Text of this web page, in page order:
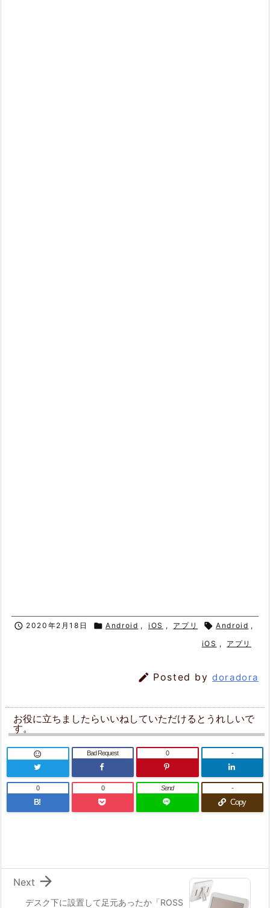
 2020年2月18日  Android , iOS , アプリ  Android ,
iOS , アプリ
 Posted bydoradora
お役に立ちましたらいいねしていただけるとうれしいで
す。
 Bad Request 0 -
B!
0 0 Send
Copy
-
デスク下に設置して足元あったか「ROSS

Next